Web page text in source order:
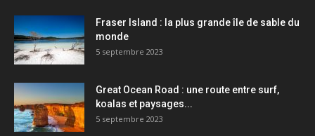
Fraser Island : la plus grande île de sable du
monde
5 septembre 2023
Great Ocean Road : une route entre surf,
koalas et paysages...
5 septembre 2023